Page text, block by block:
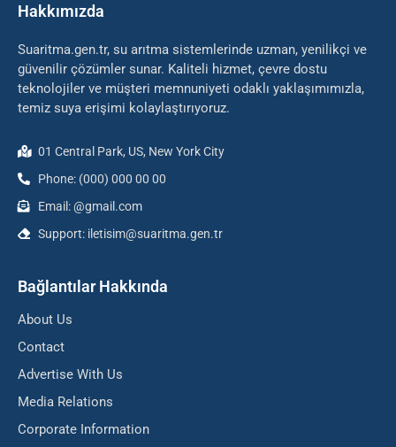
Hakkımızda
Suaritma.gen.tr, su arıtma sistemlerinde uzman, yenilikçi ve
güvenilir çözümler sunar. Kaliteli hizmet, çevre dostu
teknolojiler ve müşteri memnuniyeti odaklı yaklaşımımızla,
temiz suya erişimi kolaylaştırıyoruz.
01 Central Park, US, New York City
Phone: (000) 000 00 00
Email: @gmail.com
Support: iletisim@suaritma.gen.tr
Bağlantılar Hakkında
About Us
Contact
Advertise With Us
Media Relations
Corporate Information